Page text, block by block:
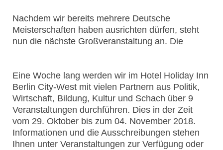
Nachdem wir bereits mehrere Deutsche
Meisterschaften haben ausrichten dürfen, steht
nun die nächste Großveranstaltung an. Die
Eine Woche lang werden wir im Hotel Holiday Inn
Berlin City-West mit vielen Partnern aus Politik,
Wirtschaft, Bildung, Kultur und Schach über 9
Veranstaltungen durchführen. Dies in der Zeit
vom 29. Oktober bis zum 04. November 2018.
Informationen und die Ausschreibungen stehen
Ihnen unter Veranstaltungen zur Verfügung oder